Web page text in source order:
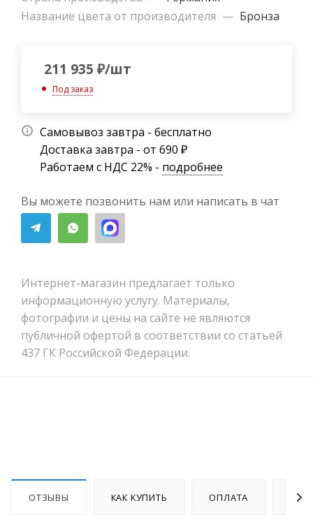
Название цвета от производителя — Бронза
211 935 ₽/шт
Под заказ
Самовывоз завтра - бесплатно
Доставка завтра - от 690 ₽
Работаем с НДС 22% - подробнее
Вы можете позвонить нам или написать в чат
Интернет-магазин предлагает только
информационную услугу. Материалы,
фотографии и цены на сайте не являются
публичной офертой в соответствии со статьей
437 ГК Российской Федерации.
ОТЗЫВЫ КАК КУПИТЬ ОПЛАТА